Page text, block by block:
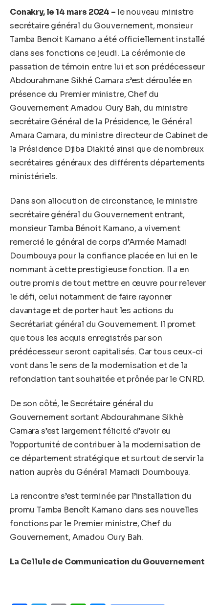
Conakry, le 14 mars 2024 –le nouveau ministre
secrétaire général du Gouvernement, monsieur
Tamba Benoit Kamano a été officiellement installé
dans ses fonctions ce jeudi. La cérémonie de
passation de témoin entre lui et son prédécesseur
Abdourahmane Sikhé Camara s’est déroulée en
présence du Premier ministre, Chef du
Gouvernement Amadou Oury Bah, du ministre
secrétaire Général de la Présidence, le Général
Amara Camara, du ministre directeur de Cabinet de
la Présidence Djiba Diakité ainsi que de nombreux
secrétaires généraux des différents départements
ministériels.
Dans son allocution de circonstance, le ministre
secrétaire général du Gouvernement entrant,
monsieur Tamba Bénoit Kamano, a vivement
remercié le général de corps d’Armée Mamadi
Doumbouya pour la confiance placée en lui en le
nommant à cette prestigieuse fonction. Il a en
outre promis de tout mettre en œuvre pour relever
le défi, celui notamment de faire rayonner
davantage et de porter haut les actions du
Secrétariat général du Gouvernement. Il promet
que tous les acquis enregistrés par son
prédécesseur seront capitalisés. Car tous ceux-ci
vont dans le sens de la modernisation et de la
refondation tant souhaitée et prônée par le CNRD.
De son côté, le Secrétaire général du
Gouvernement sortant Abdourahmane Sikhè
Camara s’est largement félicité d’avoir eu
l’opportunité de contribuer à la modernisation de
ce département stratégique et surtout de servir la
nation auprès du Général Mamadi Doumbouya.
La rencontre s’est terminée par l’installation du
promu Tamba Benoît Kamano dans ses nouvelles
fonctions par le Premier ministre, Chef du
Gouvernement, Amadou Oury Bah.
La Cellule de Communication du Gouvernement